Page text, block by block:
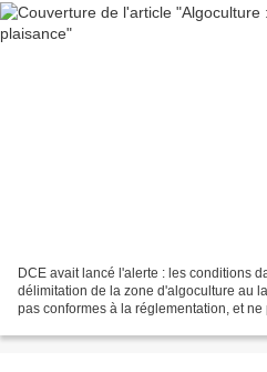
DCE avait lancé l'alerte : les conditions
délimitation de la zone d'algoculture au
pas conformes à la réglementation, et